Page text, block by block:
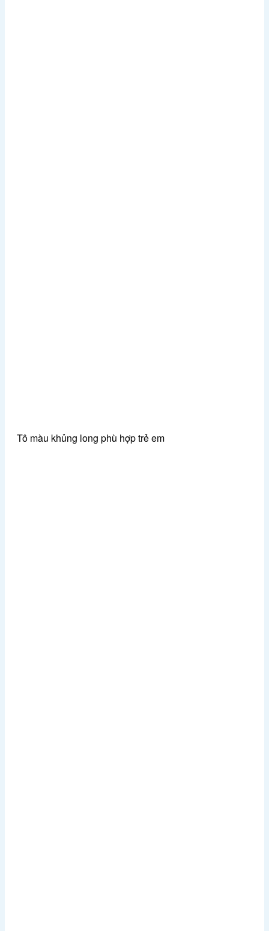
Tô màu khủng long phù hợp trẻ em